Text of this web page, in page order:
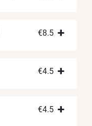
€8.5
€4.5
€4.5